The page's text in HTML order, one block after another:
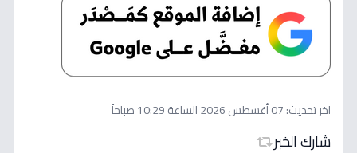
اخر تحديث:07 أغسطس 2026 الساعة 10:29 صباحاً
شارك الخبر